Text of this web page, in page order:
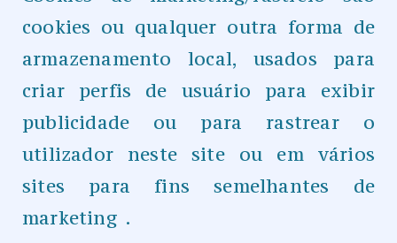
cookies ou qualquer outra forma de
armazenamento local, usados para
criar perfis de usuário para exibir
publicidade ou para rastrear o
utilizador neste site ou em vários
sites para fins semelhantes de
marketing .